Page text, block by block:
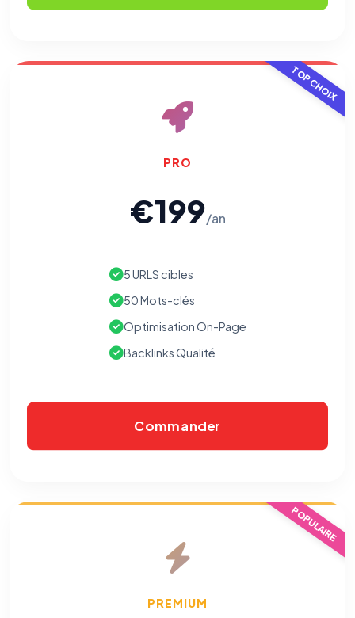
TOP CHOIX
PRO
€199/an
5 URLS cibles
50 Mots-clés
Optimisation On-Page
Backlinks Qualité
Commander
POPULAIRE
PREMIUM
(pages visitées, durée de visite) pour l'améliorer. Données
Cookies marketing
Meta/Facebook). Vous pouvez les refuser sans impact sur
HORS SITE WEB
pixels 2026 / FAQ juillet 2026). Ce suivi n'est pas géré par ce
(cadre distinct du site web). Pour vous y
lien dédié en pied de chaque courriel